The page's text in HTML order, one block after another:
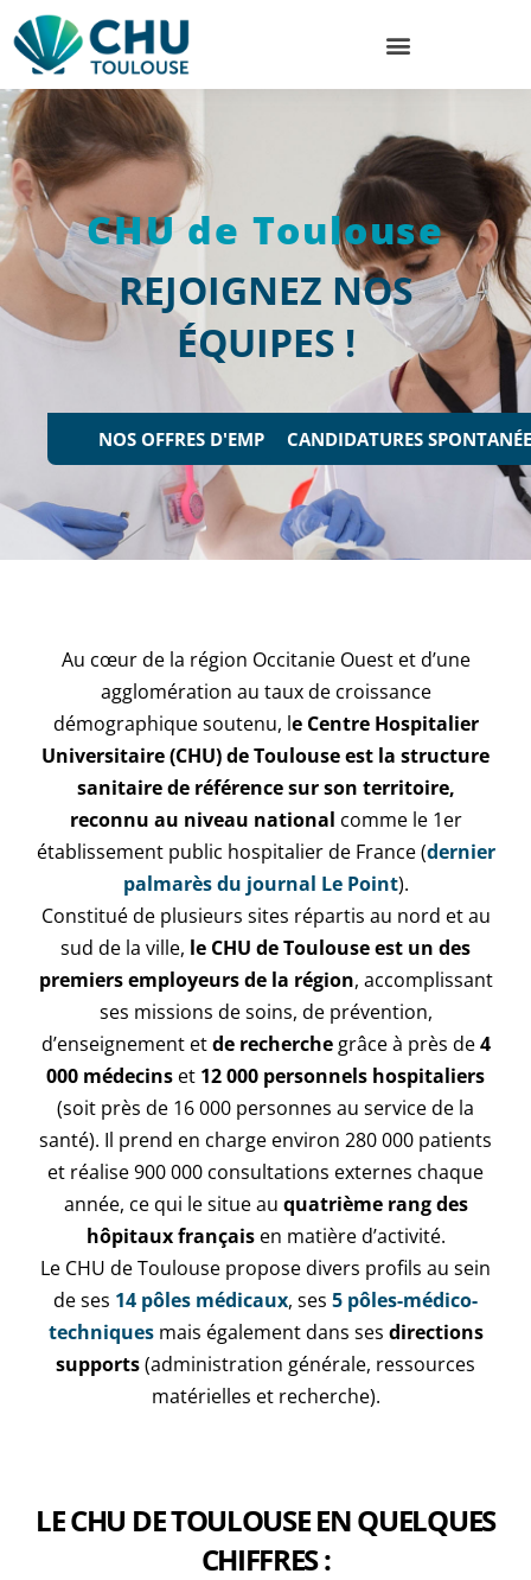
CHU de Toulouse
REJOIGNEZ NOS
ÉQUIPES !
NOS OFFRES D'EMPLOICANDIDATURES
Au cœur de la région Occitanie Ouest et d’une
agglomération au taux de croissance
démographique soutenu, le Centre Hospitalier
Universitaire (CHU) de Toulouse est la structure
sanitaire de référence sur son territoire,
reconnu au niveau national comme le 1er
établissement public hospitalier de France (dernier
palmarès du journal Le Point).
Constitué de plusieurs sites répartis au nord et au
sud de la ville, le CHU de Toulouse est un des
premiers employeurs de la région, accomplissant
ses missions de soins, de prévention,
d’enseignement etde recherchegrâce à près de4
000 médecins et 12 000 personnels hospitaliers
(soit près de 16 000 personnes au service de la
santé). Il prend en charge environ 280 000 patients
et réalise 900 000 consultations externes chaque
année, ce qui le situe au quatrième rang des
hôpitaux françaisen matière d’activité.
Le CHU de Toulouse propose divers profils au sein
de ses 14 pôles médicaux, ses 5 pôles-médico-
techniquesmais également dans ses directions
supports(administration générale, ressources
matérielles et recherche).
LE CHU DE TOULOUSE EN QUELQUES
CHIFFRES :